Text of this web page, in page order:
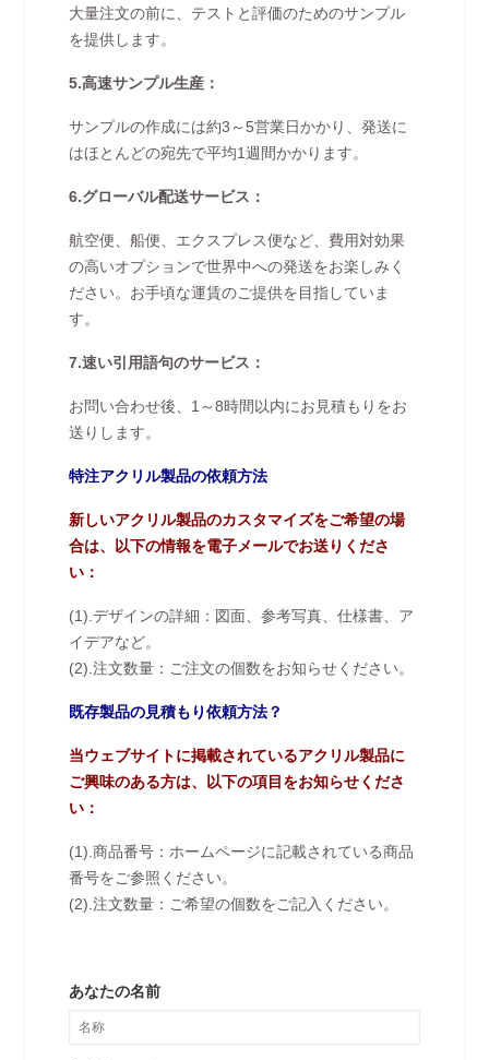
大量注文の前に、テストと評価のためのサンプル
を提供します。
5.高速サンプル生産：
サンプルの作成には約3～5営業日かかり、発送に
はほとんどの宛先で平均1週間かかります。
6.グローバル配送サービス：
航空便、船便、エクスプレス便など、費用対効果
の高いオプションで世界中への発送をお楽しみく
ださい。お手頃な運賃のご提供を目指していま
す。
7.速い引用語句のサービス：
お問い合わせ後、1～8時間以内にお見積もりをお
送りします。
特注アクリル製品の依頼方法
新しいアクリル製品のカスタマイズをご希望の場
合は、以下の情報を電子メールでお送りくださ
い：
(1).デザインの詳細：図面、参考写真、仕様書、ア
イデアなど。
(2).注文数量：ご注文の個数をお知らせください。
既存製品の見積もり依頼方法？
当ウェブサイトに掲載されているアクリル製品に
ご興味のある方は、以下の項目をお知らせくださ
い：
(1).商品番号：ホームページに記載されている商品
番号をご参照ください。
(2).注文数量：ご希望の個数をご記入ください。
あなたの名前